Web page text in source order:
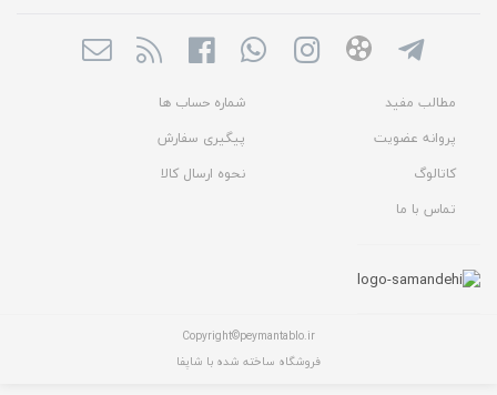
مطالب مفید
شماره حساب ها
پروانه عضویت
پیگیری سفارش
کاتالوگ
نحوه ارسال کالا
تماس با ما
Copyright©peymantablo.ir
فروشگاه ساخته شده با شاپفا